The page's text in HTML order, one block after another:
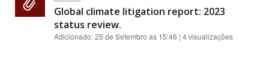
Global climate litigation report: 2023
status review.
Adicionado:25 de Setembro as 15:46 | 4 visualizações